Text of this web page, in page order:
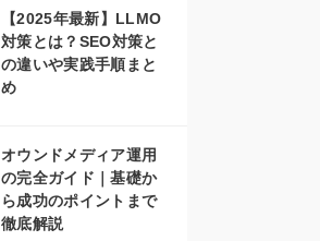
【2025年最新】LLMO
対策とは？SEO対策と
の違いや実践手順まと
め
オウンドメディア運用
の完全ガイド｜基礎か
ら成功のポイントまで
徹底解説